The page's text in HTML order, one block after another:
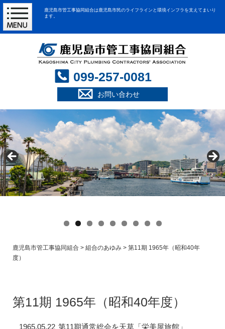
鹿児島市管工事協同組合は鹿児島市民のライフラインと環境インフラを支えてまいり
ます。
099-257-0081
お問い合わせ
鹿児島市管工事協同組合 > 組合のあゆみ > 第11期 1965年（昭和40年
度）
第11期 1965年（昭和40年度）
1965.05.22 第11期通常総会を天草「栄美屋旅館」